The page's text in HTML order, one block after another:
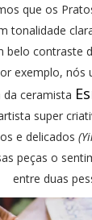
que os
tonalidade
belo contraste
exemplo, nós
da ceramista
super
e delicados
peças o
entre duas